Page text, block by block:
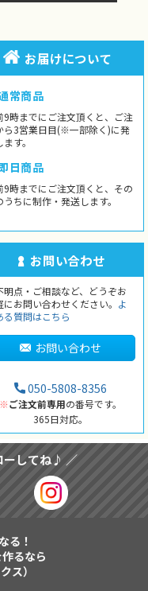
お届けについて
常商品
9時までにご注文頂くと、ご注
ら3営業日目(※一部除く)に発
す。
日商品
9時までにご注文頂くと、その
うちに制作・発送します。
お問い合わせ
明点・ご相談など、どうぞお
にお問い合わせください。 よ
る質問はこちら
お問い合わせ
050-5808-8356
※ご注文前専用の番号です。
365日対応。
ーしてね♪ ／
る！
るなら
ス）